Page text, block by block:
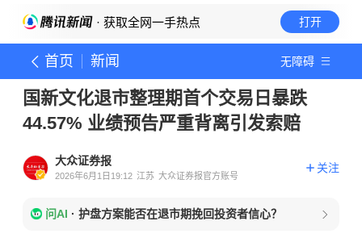
· 获取全网一手热点 打开
首页 新闻 无障碍
国新文化退市整理期首个交易日暴跌
44.57% 业绩预告严重背离引发索赔
大众证券报
2026年6月1日19:12 江苏 大众证券报官方账号
关注
问AI · 护盘方案能否在退市期挽回投资者信心？